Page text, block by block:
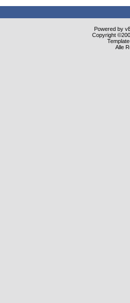
Powered by
Copyright
Alle